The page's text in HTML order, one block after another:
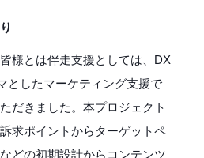
様とは伴走支援としては、DX
としたマーケティング支援で
だきました。本プロジェクト
求ポイントからターゲットペ
どの初期設計からコンテンツ